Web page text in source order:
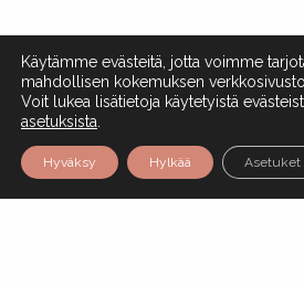
Käytämme evästeitä, jotta voimme
mahdollisen kokemuksen
Voit lukea lisätietoja käytetyistä
asetuksista
Hyväksy Hylkää Asetuket